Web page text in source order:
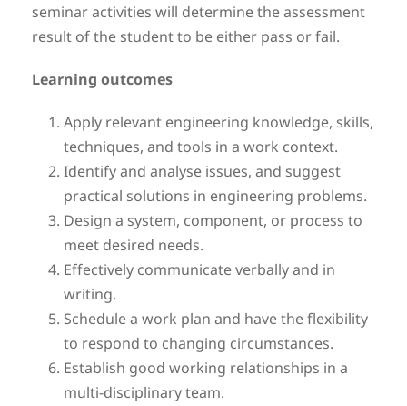
seminar activities will determine the assessment
result of the student to be either pass or fail.
Learning outcomes
Apply relevant engineering knowledge, skills,
techniques, and tools in a work context.
Identify and analyse issues, and suggest
practical solutions in engineering problems.
Design a system, component, or process to
meet desired needs.
Effectively communicate verbally and in
writing.
Schedule a work plan and have the flexibility
to respond to changing circumstances.
Establish good working relationships in a
multi-disciplinary team.